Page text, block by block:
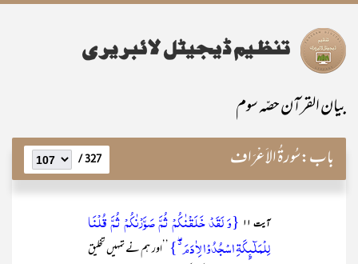
بیان القرآن حصّہ سوم
باب:سُورۃُ الاَعْرَاف 327 /
آیت ۱۱
{وَ لَقَدۡ خَلَقۡنٰکُمۡ ثُمَّ صَوَّرۡنٰکُمۡ ثُمَّ قُلۡنَا
لِلۡمَلٰٓئِکَۃِ اسۡجُدُوۡا لِاٰدَمَ ٭ۖ} ’’اور ہم نے تمہیں تخلیق